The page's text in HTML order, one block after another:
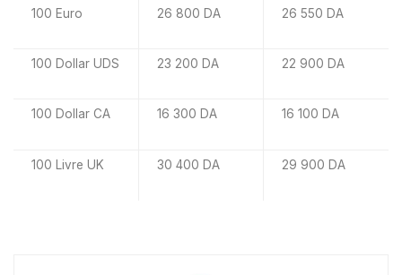
100 Euro 26 800 DA 26 550 DA
100 Dollar UDS 23 200 DA 22 900 DA
100 Dollar CA 16 300 DA 16 100 DA
100 Livre UK 30 400 DA 29 900 DA